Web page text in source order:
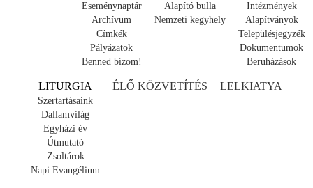
Eseménynaptár
Archívum
Címkék
Pályázatok
Benned bízom!
Alapító bulla
Nemzeti kegyhely
Intézmények
Alapítványok
Településjegyzék
Dokumentumok
Beruházások
LITURGIA
Szertartásaink
Dallamvilág
Egyházi év
Útmutató
Zsoltárok
Napi Evangélium
ÉLŐ KÖZVETÍTÉS LELKIATYA